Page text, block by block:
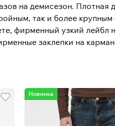
на демисезон. Плотная
так и более
фирменный узкий лейбл
заклепки на
Новинка